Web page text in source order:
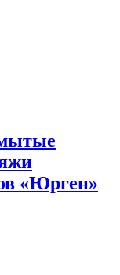
«Юрген»